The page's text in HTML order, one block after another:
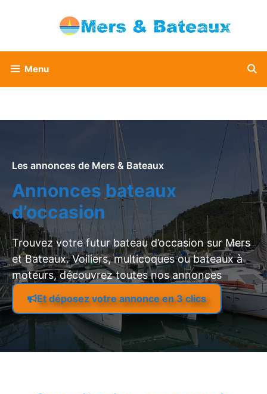
Menu
Les annonces de Mers & Bateaux
Annonces bateaux
d’occasion
Trouvez votre futur bateau d’occasion sur Mers
et Bateaux. Voiliers, multicoques ou bateaux à
moteurs, découvrez toutes nos annonces
Et déposez votre annonce en 3 clics